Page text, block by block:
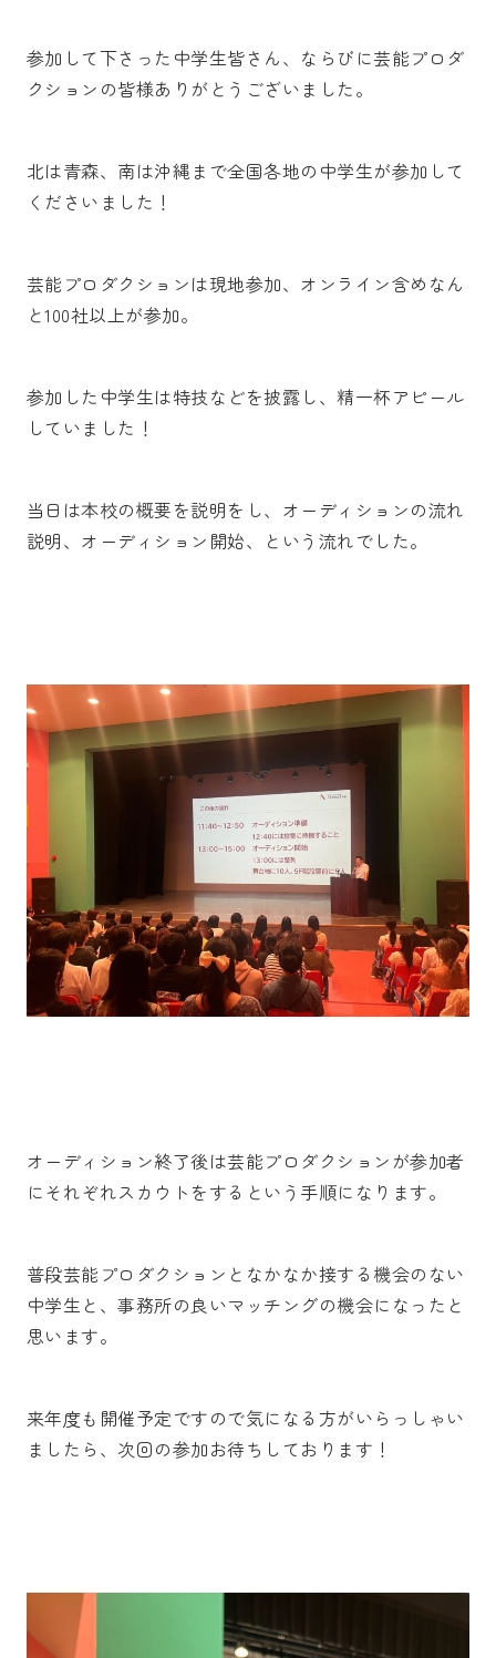
参加して下さった中学生皆さん、ならびに芸能プロダ
クションの皆様ありがとうございました。
北は青森、南は沖縄まで全国各地の中学生が参加して
くださいました！
芸能プロダクションは現地参加、オンライン含めなん
と100社以上が参加。
参加した中学生は特技などを披露し、精一杯アピール
していました！
当日は本校の概要を説明をし、オーディションの流れ
説明、オーディション開始、という流れでした。
オーディション終了後は芸能プロダクションが参加者
にそれぞれスカウトをするという手順になります。
普段芸能プロダクションとなかなか接する機会のない
中学生と、事務所の良いマッチングの機会になったと
思います。
来年度も開催予定ですので気になる方がいらっしゃい
ましたら、次回の参加お待ちしております！